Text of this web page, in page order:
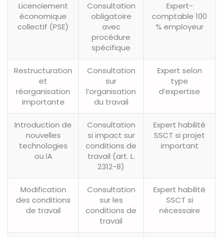
Licenciement
économique
collectif (PSE)
Consultation
obligatoire
avec
procédure
spécifique
Expert-
comptable 100
% employeur
Restructuration
et
réorganisation
importante
Consultation
sur
l’organisation
du travail
Expert selon
type
d’expertise
Introduction de
nouvelles
technologies
ou IA
Consultation
si impact sur
conditions de
travail (art. L.
2312-8)
Expert habilité
SSCT si projet
important
Modification
des conditions
de travail
Consultation
sur les
conditions de
travail
Expert habilité
SSCT si
nécessaire